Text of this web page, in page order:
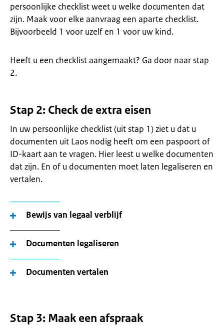
persoonlijke checklist weet u welke documenten dat
zijn. Maak voor elke aanvraag een aparte checklist.
Bijvoorbeeld 1 voor uzelf en 1 voor uw kind.
Heeft u een checklist aangemaakt? Ga door naar stap
2.
Stap 2: Check de extra eisen
In uw persoonlijke checklist (uit stap 1) ziet u dat u
documenten uit Laos nodig heeft om een paspoort of
ID-kaart aan te vragen. Hier leest u welke documenten
dat zijn. En of u documenten moet laten legaliseren en
vertalen.
Bewijs van legaal verblijf
Documenten legaliseren
Documenten vertalen
Stap 3: Maak een afspraak